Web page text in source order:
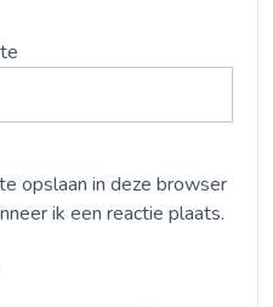
opslaan in deze browser
ik een reactie plaats.